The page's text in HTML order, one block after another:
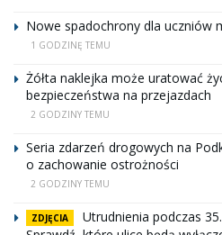
Nowe spadochrony dla uczniów
1 GODZINĘ TEMU
Żółta naklejka może uratować
bezpieczeństwa na przejazdach
2 GODZINY TEMU
Seria zdarzeń drogowych na
o zachowanie ostrożności
2 GODZINY TEMU
ZDJĘCIA
Utrudnienia podczas